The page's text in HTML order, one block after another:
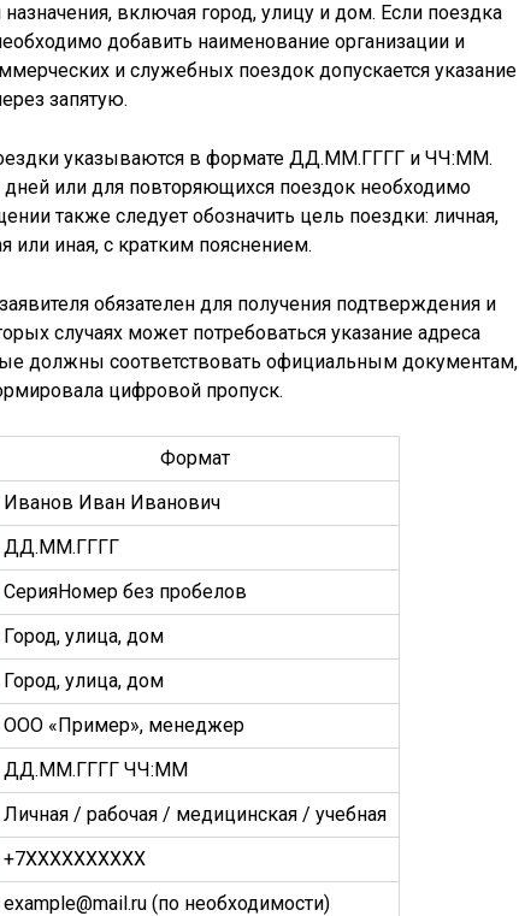
включая город, улицу и дом. Если поездка
добавить наименование организации и
и служебных поездок допускается указание
запятую.
указываются в формате ДД.ММ.ГГГГ и ЧЧ:ММ.
или для повторяющихся поездок необходимо
также следует обозначить цель поездки: личная,
или иная, с кратким пояснением.
обязателен для получения подтверждения и
случаях может потребоваться указание адреса
должны соответствовать официальным документам,
цифровой пропуск.
Формат
Иванов Иван Иванович
ДД.ММ.ГГГГ
СерияНомер без пробелов
Город, улица, дом
Город, улица, дом
ООО «Пример», менеджер
ДД.ММ.ГГГГ ЧЧ:ММ
Личная / рабочая / медицинская / учебная
+7XXXXXXXXXX
example@mail.ru (по необходимости)